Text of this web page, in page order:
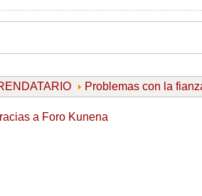
Problemas con la
a Foro Kunena